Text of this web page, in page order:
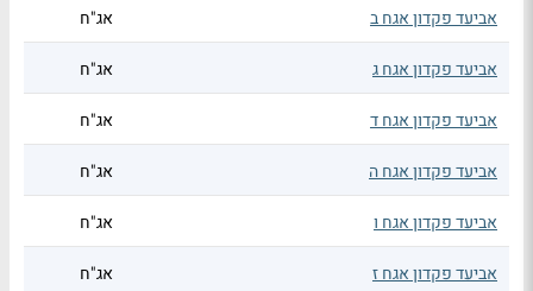
אביעד פקדון אגח ב אג"ח
אביעד פקדון אגח ג אג"ח
אביעד פקדון אגח ד אג"ח
אביעד פקדון אגח ה אג"ח
אביעד פקדון אגח ו אג"ח
אביעד פקדון אגח ז אג"ח